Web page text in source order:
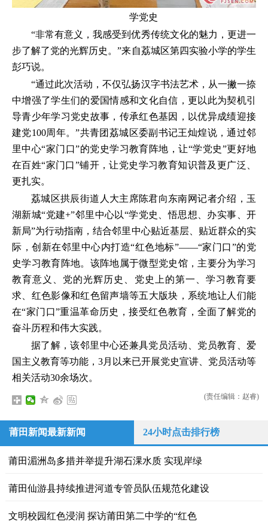
学党史
“非常有意义，我感受到优秀传统文化的魅力，更进一
步了解了党的光辉历史。”来自荔城区第四实验小学的学生
彭巧说。
“通过此次活动，不仅弘扬汉字书法艺术，从一撇一捺
中增强了学生们的爱国情感和文化自信，更以此为契机引
导青少年学习党史故事，传承红色基因，以优异成绩迎接
建党100周年。”共青团荔城区委副书记王灿煌说，通过邻
里中心“家门口”的党史学习教育阵地，让“学党史”更好地
在百姓“家门口”铺开，让党史学习教育知识普及更广泛、
更扎实。
荔城区拱辰街道人大主席陈君向东南网记者介绍，玉
湖新城“党建+”邻里中心以“学党史、悟思想、办实事、开
新局”为行动指南，结合邻里中心贴近基层、贴近群众的实
际，创新在邻里中心内打造“红色地标”——“家门口”的党
史学习教育阵地。该阵地属于微型党史馆，主要分为学习
教育意义、党的光辉历史、党史上的第一、学习教育要
求、红色影像和红色留声墙等五大版块，系统地让人们能
在“家门口”重温革命历史，接受红色教育，全面了解党的
奋斗历程和伟大实践。
据了解，该邻里中心还兼具党员活动、党员教育、爱
国主义教育等功能，3月以来已开展党史宣讲、党员活动等
相关活动30余场次。
(责任编辑：赵睿)
莆田新闻最新新闻 24小时点击排行榜
莆田湄洲岛多措并举提升湖石淉水质 实现岸绿
莆田仙游县持续推进河道专管员队伍规范化建设
文明校园红色浸润 探访莆田第二中学的“红色